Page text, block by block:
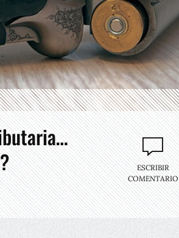
ESCRIBIR
COMENTARIO